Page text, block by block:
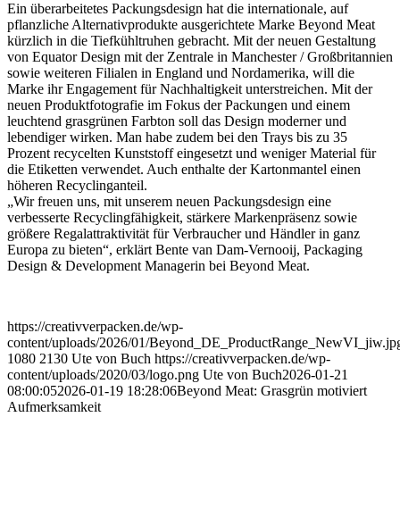
Ein überarbeitetes Packungsdesign hat die internationale, auf
pflanzliche Alternativprodukte ausgerichtete Marke Beyond Meat
kürzlich in die Tiefkühltruhen gebracht. Mit der neuen Gestaltung
von Equator Design mit der Zentrale in Manchester / Großbritannien
sowie weiteren Filialen in England und Nordamerika, will die
Marke ihr Engagement für Nachhaltigkeit unterstreichen. Mit der
neuen Produktfotografie im Fokus der Packungen und einem
leuchtend grasgrünen Farbton soll das Design moderner und
lebendiger wirken. Man habe zudem bei den Trays bis zu 35
Prozent recycelten Kunststoff eingesetzt und weniger Material für
die Etiketten verwendet. Auch enthalte der Kartonmantel einen
höheren Recyclinganteil.
„Wir freuen uns, mit unserem neuen Packungsdesign eine
verbesserte Recyclingfähigkeit, stärkere Markenpräsenz sowie
größere Regalattraktivität für Verbraucher und Händler in ganz
Europa zu bieten“, erklärt Bente van Dam-Vernooij, Packaging
Design & Development Managerin bei Beyond Meat.
https://creativverpacken.de/wp-
content/uploads/2026/01/
1080 2130 Ute von Buch https://creativverpacken.de/wp-
content/uploads/2020/03/logo.png Ute von Buch2026-01-21
08:00:052026-01-19 18:28:06Beyond Meat: Grasgrün motiviert
Aufmerksamkeit